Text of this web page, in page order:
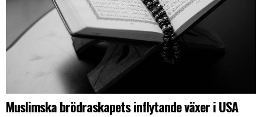
Muslimska brödraskapets inflytande växer i USA